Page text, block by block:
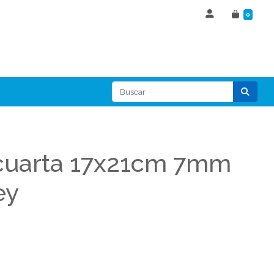
0
17x21cm 7mm